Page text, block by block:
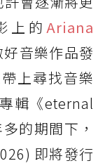
上的 Ariana
音樂作品發
上尋找音樂
輯《eternal
的期間下，
即將發行